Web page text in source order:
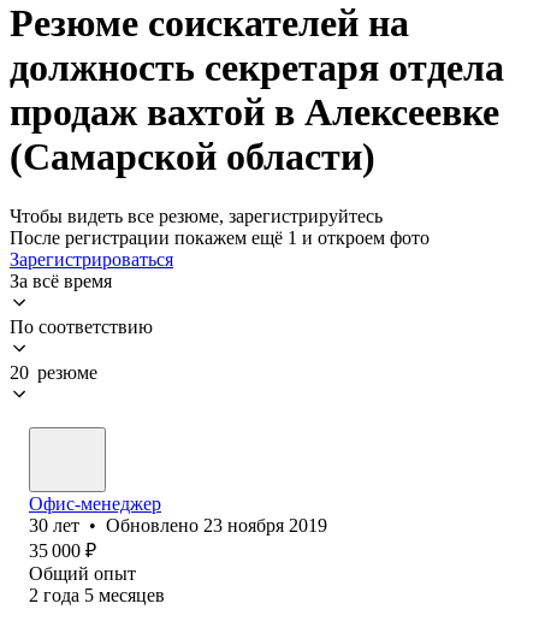
Резюме соискателей на
должность секретаря отдела
продаж вахтой в Алексеевке
(Самарской области)
Чтобы видеть все резюме, зарегистрируйтесь
После регистрации покажем ещё 1 и откроем фото
Зарегистрироваться
За всё время
По соответствию
20 резюме
Офис-менеджер
30 лет • Обновлено 23 ноября 2019
35 000 ₽
Общий опыт
2 года 5 месяцев